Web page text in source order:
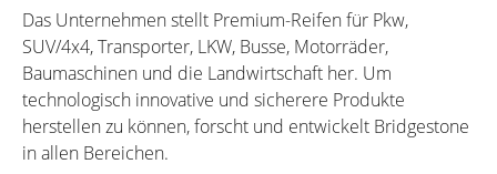
Das Unternehmen stellt Premium-Reifen für Pkw,
SUV/4x4, Transporter, LKW, Busse, Motorräder,
Baumaschinen und die Landwirtschaft her. Um
technologisch innovative und sicherere Produkte
herstellen zu können, forscht und entwickelt Bridgestone
in allen Bereichen.